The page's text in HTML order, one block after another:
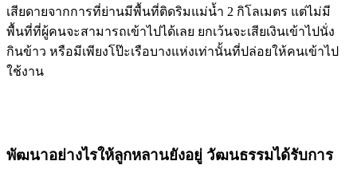
เสียดายจากการที่ย่านมีพื้นที่ติดริมแม่น้ำ 2 กิโลเมตร แต่ไม่มี
พื้นที่ที่ผู้คนจะสามารถเข้าไปได้เลย ยกเว้นจะเสียเงินเข้าไปนั่ง
กินข้าว หรือมีเพียงโป๊ะเรือบางแห่งเท่านั้นที่ปล่อยให้คนเข้าไป
ใช้งาน
พัฒนาอย่างไรให้ลูกหลานยังอยู่ วัฒนธรรมได้รับการ